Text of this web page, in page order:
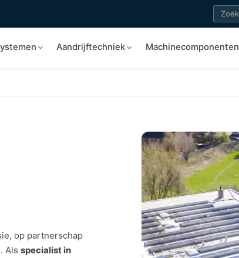
Aandrijftechniek Machinecomponenten
op partnerschap
Als specialist in